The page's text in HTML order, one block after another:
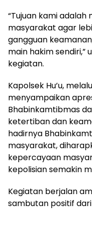
“Tujuan kami
masyarakat agar
gangguan
main hakim sendiri,”
kegiatan.
Kapolsek Hu’u,
menyampaikan
Bhabinkamtibmas
ketertiban dan
hadirnya
masyarakat,
kepercayaan
kepolisian semakin
Kegiatan berjalan
sambutan positif